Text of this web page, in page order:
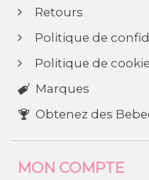
Retours
Politique de
Politique de
Marques
Obtenez des
MON COMPTE